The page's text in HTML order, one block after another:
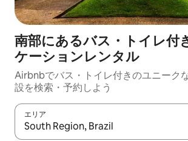
南部にあるバス・トイレ付
ケーションレンタル
Airbnbでバス・トイレ付きのユニーク
設を検索・予約しよう
エリア
検索結果が表示されたら、上下の矢印キ